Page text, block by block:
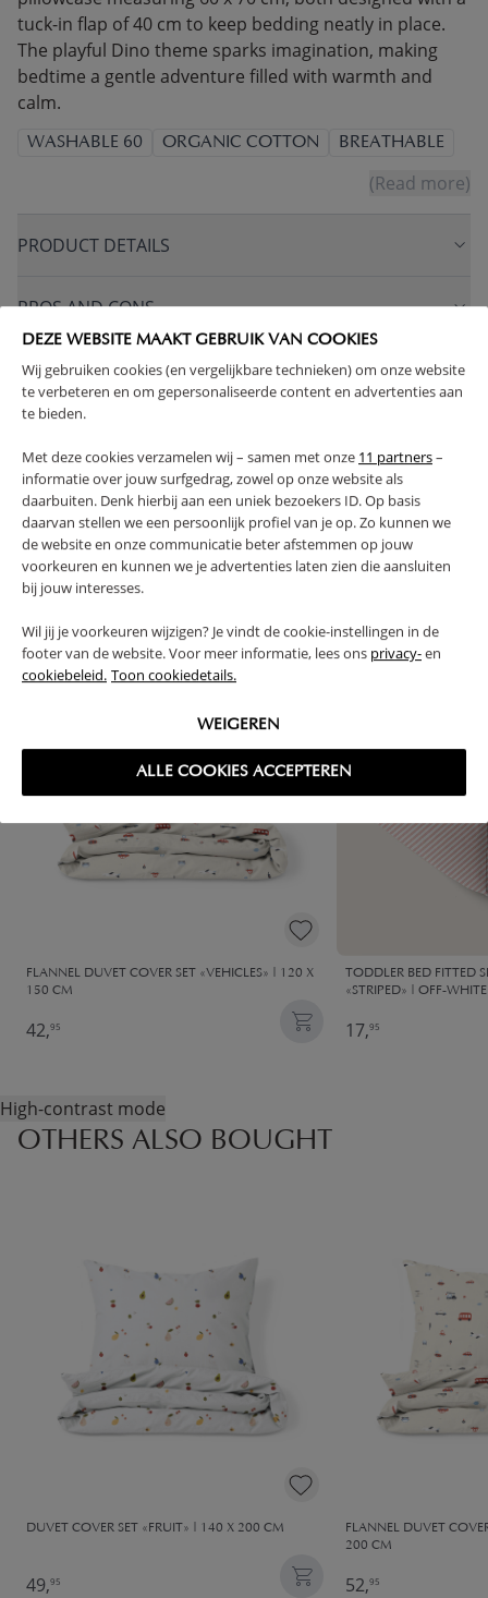
DEZE WEBSITE MAAKT GEBRUIK VAN COOKIES
Wij gebruiken cookies (en vergelijkbare technieken) om onze website
te verbeteren en om gepersonaliseerde content en advertenties aan
te bieden.
Met deze cookies verzamelen wij – samen met onze 11 partners–
informatie over jouw surfgedrag, zowel op onze website als
daarbuiten. Denk hierbij aan een uniek bezoekers ID. Op basis
daarvan stellen we een persoonlijk profiel van je op. Zo kunnen we
de website en onze communicatie beter afstemmen op jouw
voorkeuren en kunnen we je advertenties laten zien die aansluiten
bij jouw interesses.
Wil jij je voorkeuren wijzigen? Je vindt de cookie-instellingen in de
footer van de website. Voor meer informatie, lees ons privacy-en
cookiebeleid. Toon cookiedetails.
WEIGEREN
ALLE COOKIES ACCEPTEREN
tuck-in flap of 40 cm to keep bedding neatly in place.
The playful Dino theme sparks imagination, making
bedtime a gentle adventure filled with warmth and
calm.
WASHABLE 60 ORGANIC COTTON BREATHABLE
(Read more)
PRODUCT DETAILS
PROS AND CONS
FAQ
High-contrast mode
FREQUENTLY BOUGHT TOGETHER
FLANNEL DUVET COVER SET «VEHICLES» | 120 X
150 CM
42,95
TODDLER BED FITTED
«STRIPED» | OFF-
17,95
High-contrast mode
OTHERS ALSO BOUGHT
DUVET COVER SET «FRUIT» | 140 X 200 CM
49,95
FLANNEL DUVET
200 CM
52,95